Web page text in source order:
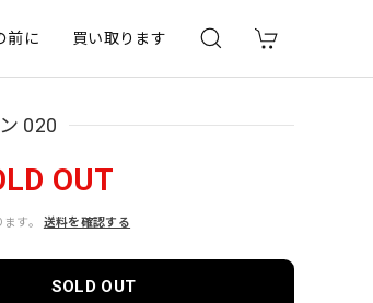
前に 買い取ります
020
OUT
す。 送料を確認する
SOLD OUT